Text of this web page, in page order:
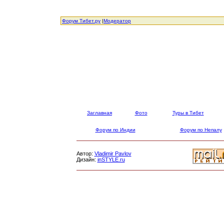
Форум Тибет.ру |Модератор
Заглавная Фото Туры в Тибет
Форум по Индии Форум по Непалу
Автор: Vladimir Pavlov
Дизайн: inSTYLE.ru